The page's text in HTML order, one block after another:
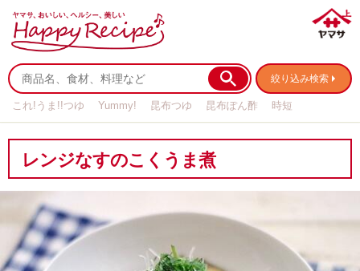
絞り込み検索
これ!うま!!つゆ Yummy! 昆布つゆ 昆布ぽん酢
時短
レンジなすのこくうま煮